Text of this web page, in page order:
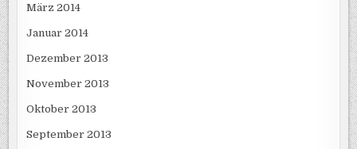
März 2014
Januar 2014
Dezember 2013
November 2013
Oktober 2013
September 2013